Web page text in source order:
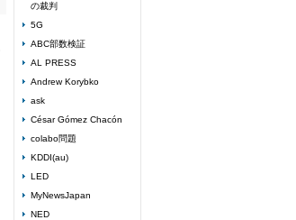
の裁判
5G
ABC部数検証
AL PRESS
Andrew Korybko
ask
César Gómez Chacón
colabo問題
KDDI(au)
LED
MyNewsJapan
NED